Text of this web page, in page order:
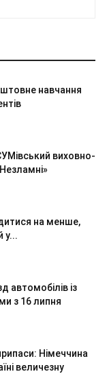
навчання
виховно-
на менше,
у...
автомобілів із
з 16 липня
Німеччина
величезну